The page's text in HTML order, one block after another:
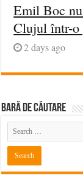
Emil Boc
Clujul într-o
2 days ago
BARĂ DE CĂUTARE